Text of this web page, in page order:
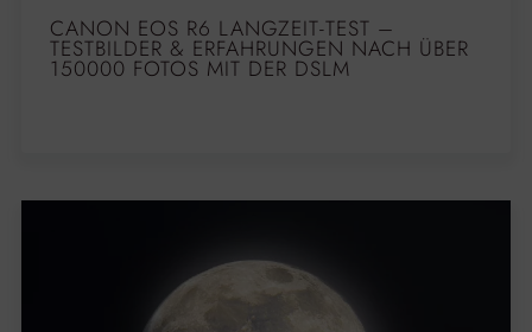
CANON EOS R6 LANGZEIT-TEST –
TESTBILDER & ERFAHRUNGEN NACH ÜBER
150000 FOTOS MIT DER DSLM